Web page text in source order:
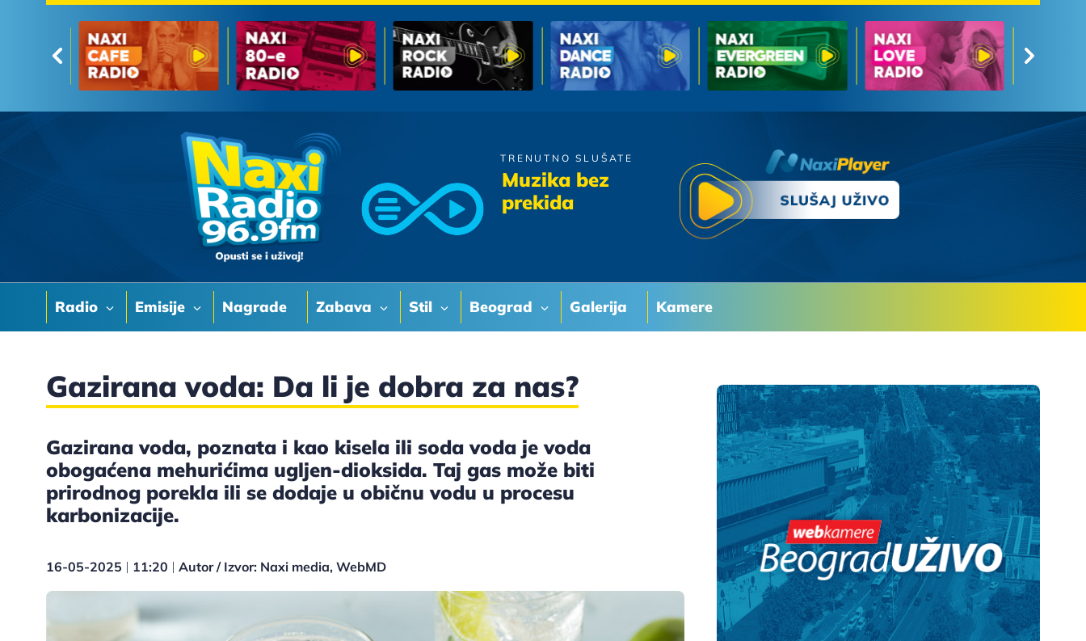
Radio Emisije Nagrade Zabava Stil Beograd Galerija Kamere
TRENUTNO SLUŠATE
Muzika bez
prekida
Crvena Jabuka
Gazirana voda: Da li je dobra za nas?
Gazirana voda, poznata i kao kisela ili soda voda je voda
obogaćena mehurićima ugljen-dioksida. Taj gas može biti
prirodnog porekla ili se dodaje u običnu vodu u procesu
karbonizacije.
16-05-2025 11:20 Autor / Izvor: Naxi media, WebMD